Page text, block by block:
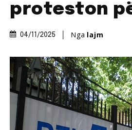
proteston
04/11/2025 Nga lajm